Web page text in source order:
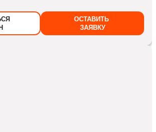
ОСТАВИТЬ
ЗАЯВКУ